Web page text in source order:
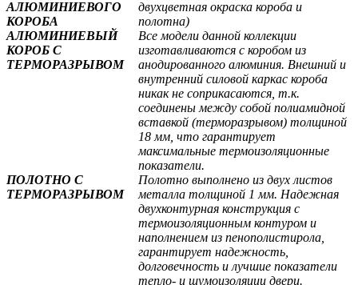
АЛЮМИНИЕВОГО
КОРОБА
двухцветная окраска короба и
полотна)
АЛЮМИНИЕВЫЙ
КОРОБ С
ТЕРМОРАЗРЫВОМ
Все модели данной коллекции
изготавливаются с коробом из
анодированного алюминия. Внешний и
внутренний силовой каркас короба
никак не соприкасаются, т.к.
соединены между собой полиамидной
вставкой (терморазрывом) толщиной
18 мм, что гарантирует
максимальные термоизоляционные
показатели.
ПОЛОТНО С
ТЕРМОРАЗРЫВОМ
Полотно выполнено из двух листов
металла толщиной 1 мм. Надежная
двухконтурная конструкция с
термоизоляционным контуром и
наполнением из пенополистирола,
гарантирует надежность,
долговечность и лучшие показатели
тепло- и шумоизоляции двери.